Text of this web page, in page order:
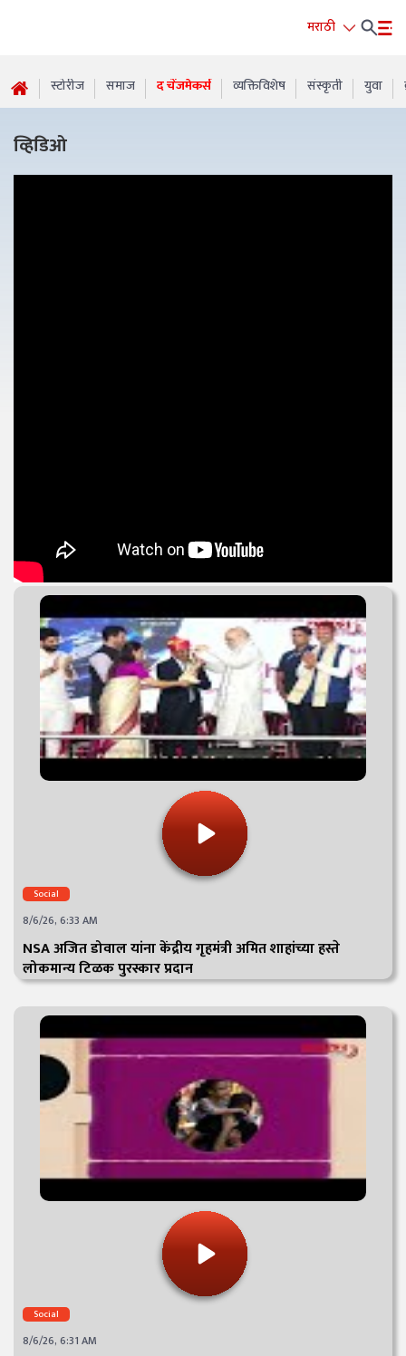
मराठी
स्टोरीज समाज द चेंजमेकर्स व्यक्तिविशेष संस्कृती युवा
व्हिडिओ
Social
8/6/26, 6:33 AM
NSA अजित डोवाल यांना केंद्रीय गृहमंत्री अमित शाहांच्या हस्ते
लोकमान्य टिळक पुरस्कार प्रदान
Social
8/6/26, 6:31 AM